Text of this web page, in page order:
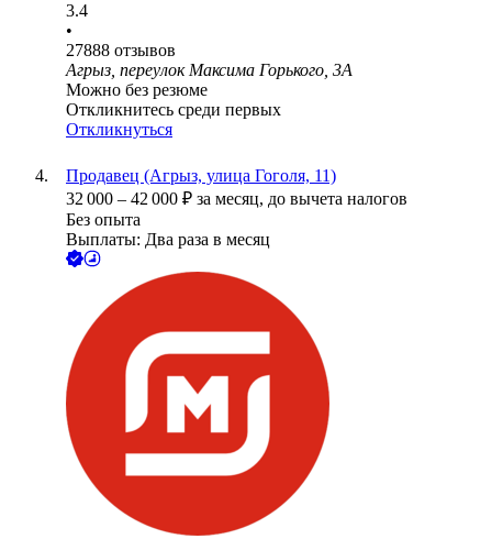
3.4
•
27888 отзывов
Агрыз, переулок Максима Горького, 3А
Можно без резюме
Откликнитесь среди первых
Откликнуться
Продавец (Агрыз, улица Гоголя, 11)
32 000 – 42 000 ₽ за месяц, до вычета налогов
Без опыта
Выплаты: Два раза в месяц